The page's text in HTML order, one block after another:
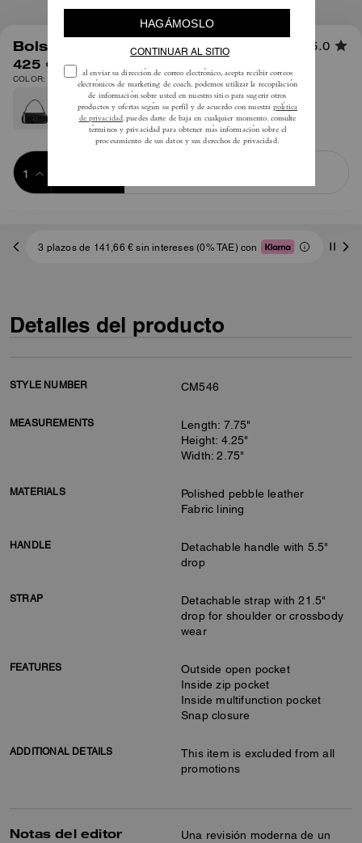
Bolso Bandolera Tabby 20 5.0
425 €
COLOR: Latón/Piedra oscura
3 plazos de 141,66 € sin intereses (0% TAE) con
Detalles del producto
STYLE NUMBER CM546
MEASUREMENTS
Length: 7.75"
Height: 4.25"
Width: 2.75"
MATERIALS
Polished pebble leather
Fabric lining
HANDLE
Detachable handle with 5.5"
drop
STRAP
Detachable strap with 21.5"
drop for shoulder or crossbody
wear
FEATURES
Outside open pocket
Inside zip pocket
Inside multifunction pocket
Snap closure
ADDITIONAL DETAILS
This item is excluded from all
promotions
Notas del editor
Una revisión moderna de un